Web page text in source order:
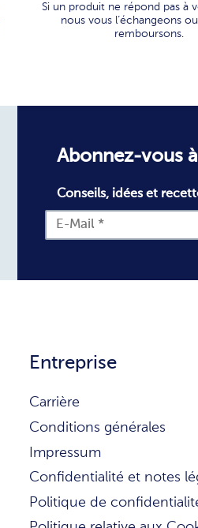
Si un produit ne répond pas à
nous vous l’échangeons
remboursons.
Entreprise
Carrière
Conditions générales
Impressum
Confidentialité et notes
Politique de
Abonnez-vous
Conseils, idées et